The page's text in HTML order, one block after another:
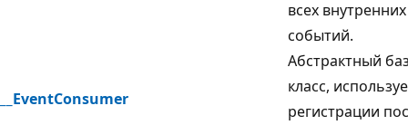
всех
событий.
__EventConsumer
Абстрактный
класс,
регистрации